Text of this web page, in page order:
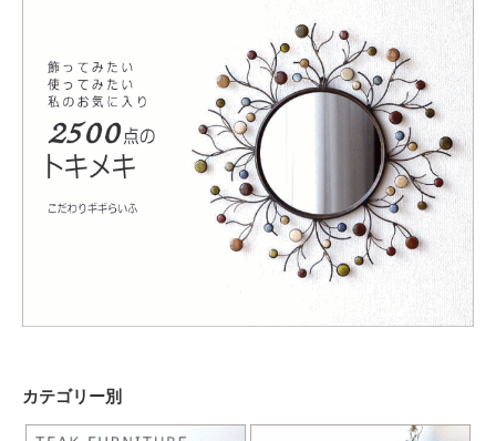
カテゴリー別